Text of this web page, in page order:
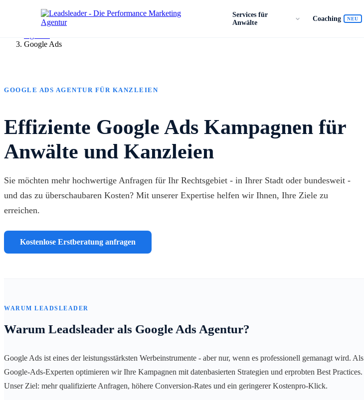
Services für
Anwälte
Coaching NEU
Google Ads
GOOGLE ADS AGENTUR FÜR KANZLEIEN
Effiziente Google Ads Kampagnen für
Anwälte und Kanzleien
Sie möchten mehr hochwertige Anfragen für Ihr Rechtsgebiet - in Ihrer Stadt oder bundesweit -
und das zu überschaubaren Kosten? Mit unserer Expertise helfen wir Ihnen, Ihre Ziele zu
erreichen.
Kostenlose Erstberatung anfragen
WARUM LEADSLEADER
Warum Leadsleader als Google Ads Agentur?
Google Ads ist eines der leistungsstärksten Werbeinstrumente - aber nur, wenn es professionell gemanagt wird. Als
Google-Ads-Experten optimieren wir Ihre Kampagnen mit datenbasierten Strategien und erprobten Best Practices.
Unser Ziel: mehr qualifizierte Anfragen, höhere Conversion-Rates und ein geringerer Kostenpro-Klick.